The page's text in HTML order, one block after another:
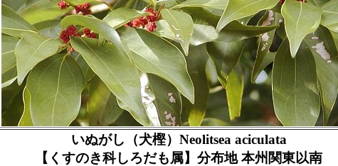
いぬがし（犬樫）Neolitsea aciculata
【くすのき科しろだも属】分布地 本州関東以南